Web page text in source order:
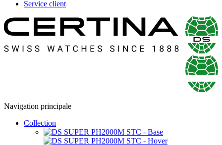
Service client
Navigation principale
Collection